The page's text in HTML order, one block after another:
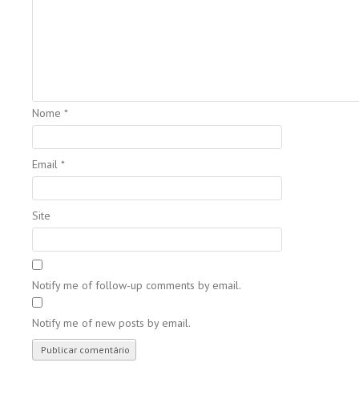
Nome *
Email *
Site
Notify me of follow-up comments by email.
Notify me of new posts by email.